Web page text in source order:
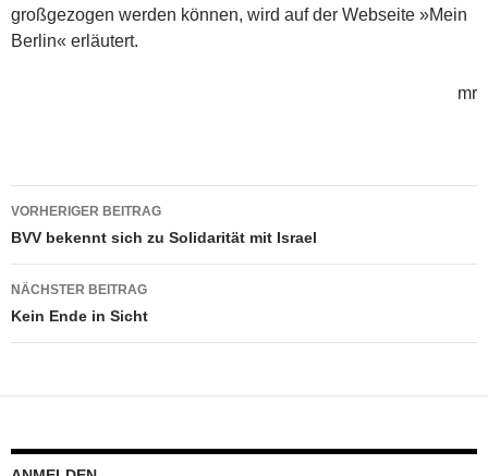
großgezogen werden können, wird auf der Webseite »Mein
Berlin« erläutert.
mr
Beitragsnavigation
VORHERIGER BEITRAG
BVV bekennt sich zu Solidarität mit Israel
NÄCHSTER BEITRAG
Kein Ende in Sicht